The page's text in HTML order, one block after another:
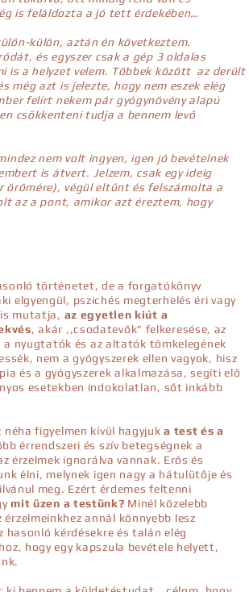
is feláldozta a jó tett érdekében…
külön, aztán én következtem.
és egyszer csak a gép 3 oldalas
is a helyzet velem. Többek között az derült
még azt is jelezte, hogy nem eszek elég
felírt nekem pár gyógynövény alapú
csökkenteni tudja a bennem levő
nem volt ingyen, igen jó bevételnek
is átvert. Jelzem, csak egy ideig
örömére), végül eltűnt és felszámolta a
az a pont, amikor azt éreztem, hogy
történetet, de a forgatókönyv
elgyengül, pszichés megterhelés éri vagy
mutatja, az egyetlen kiút a
, akár ,,csodatevők” felkeresése, az
nyugtatók és az altatók tömkelegének
nem a gyógyszerek ellen vagyok, hisz
és a gyógyszerek alkalmazása, segíti elő
esetekben indokolatlan, sőt inkább
néha figyelmen kívül hagyjuk a test és a
érrendszeri és szív betegségnek a
érzelmek ignorálva vannak. Erős és
élni, melynek igen nagy a hátulütője és
meg. Ezért érdemes feltenni
mit üzen a testünk? Minél közelebb
annál könnyebb lesz
hasonló kérdésekre és talán elég
hogy egy kapszula bevétele helyett,